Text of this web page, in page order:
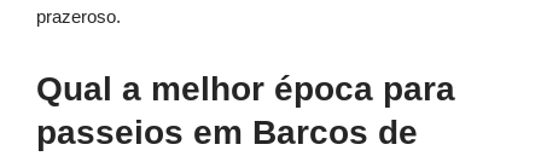
prazeroso.
Qual a melhor época para
passeios em Barcos de